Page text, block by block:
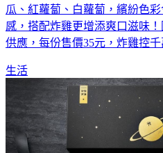
瓜、紅蘿蔔、白蘿蔔，繽紛色
感，搭配炸雞更增添爽口滋味
供應，每份售價35元，炸雞控千
生活